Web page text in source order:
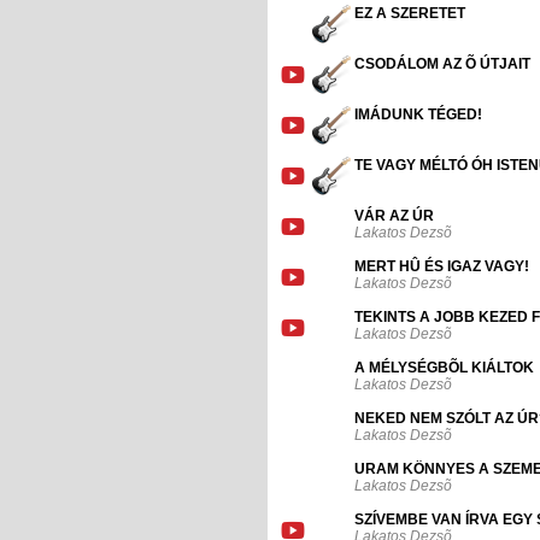
EZ A SZERETET
CSODÁLOM AZ Õ ÚTJAIT
IMÁDUNK TÉGED!
TE VAGY MÉLTÓ ÓH
VÁR AZ ÚR
Lakatos Dezsõ
MERT HÛ ÉS IGAZ VAGY!
Lakatos Dezsõ
TEKINTS A JOBB KEZED
Lakatos Dezsõ
A MÉLYSÉGBÕL KIÁLTOK
Lakatos Dezsõ
NEKED NEM SZÓLT AZ
Lakatos Dezsõ
URAM KÖNNYES A
Lakatos Dezsõ
SZÍVEMBE VAN ÍRVA EGY
Lakatos Dezsõ